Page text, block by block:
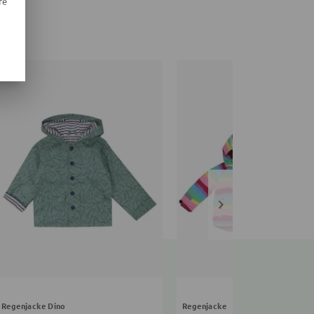
Regenjacke Dino
Regenjacke